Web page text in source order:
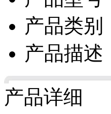
产品类别
产品描述
产品详细